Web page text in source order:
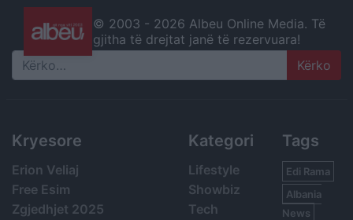
© 2003 - 2026 Albeu Online Media. Të
gjitha të drejtat janë të rezervuara!
Search
Kryesore
Erion Veliaj
Free Esim
Zgjedhjet 2025
Kategori
Lifestyle
Showbiz
Tech
Tags
Edi Rama
Albania
News